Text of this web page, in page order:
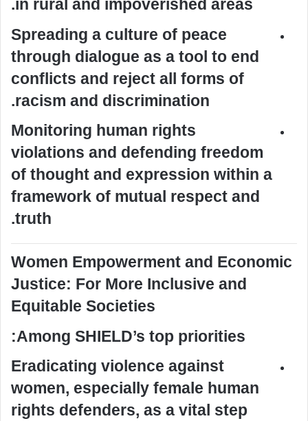
in rural and impoverished areas.
Spreading a culture of peace
through dialogue as a tool to end
conflicts and reject all forms of
racism and discrimination.
Monitoring human rights
violations and defending freedom
of thought and expression within a
framework of mutual respect and
truth.
Women Empowerment and Economic
Justice: For More Inclusive and
Equitable Societies
Among SHIELD’s top priorities:
Eradicating violence against
women, especially female human
rights defenders, as a vital step